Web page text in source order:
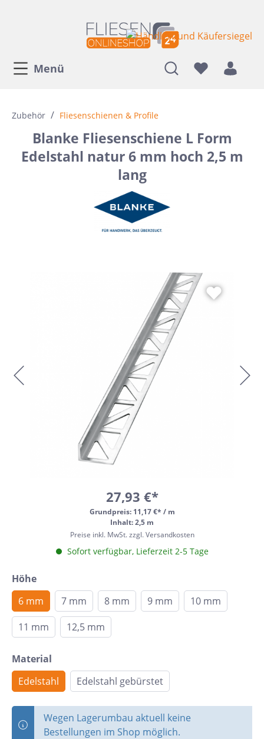
Menü
Zubehör / Fliesenschienen & Profile
Blanke Fliesenschiene L Form
Edelstahl natur 6 mm hoch 2,5 m
lang
27,93 €*
Grundpreis: 11,17 €* / m
Inhalt: 2,5 m
Preise inkl. MwSt. zzgl. Versandkosten
Sofort verfügbar, Lieferzeit 2-5 Tage
Höhe
6 mm
7 mm 8 mm 9 mm
10 mm
11 mm
12,5 mm
Material
Edelstahl
Edelstahl gebürstet
Wegen Lagerumbau aktuell keine
Bestellungen im Shop möglich.